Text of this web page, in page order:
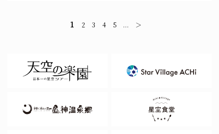
1 2 3 4 5 ... ＞